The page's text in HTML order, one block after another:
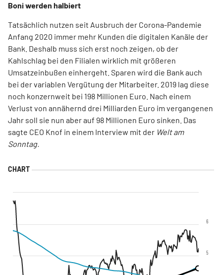
Boni werden halbiert
Tatsächlich nutzen seit Ausbruch der Corona-Pandemie
Anfang 2020 immer mehr Kunden die digitalen Kanäle der
Bank. Deshalb muss sich erst noch zeigen, ob der
Kahlschlag bei den Filialen wirklich mit größeren
Umsatzeinbußen einhergeht. Sparen wird die Bank auch
bei der variablen Vergütung der Mitarbeiter. 2019 lag diese
noch konzernweit bei 198 Millionen Euro. Nach einem
Verlust von annähernd drei Milliarden Euro im vergangenen
Jahr soll sie nun aber auf 98 Millionen Euro sinken. Das
sagte CEO Knof in einem Interview mit der Welt am
Sonntag.
5
6